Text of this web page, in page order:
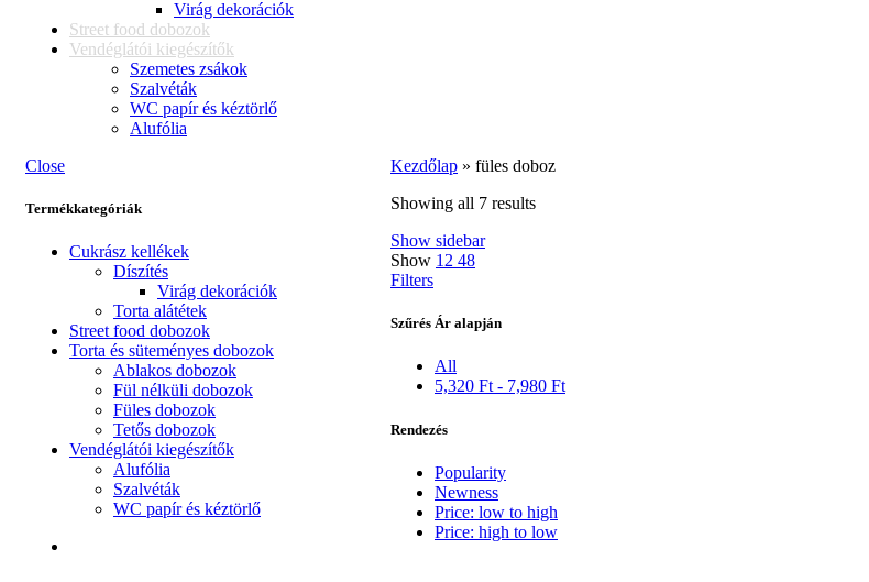
Virág dekorációk
Street food dobozok
Vendéglátói kiegészítők
Szemetes zsákok
Szalvéták
WC papír és kéztörlő
Alufólia
Close
Termékkategóriák
Cukrász kellékek
Díszítés
Virág dekorációk
Torta alátétek
Street food dobozok
Torta és süteményes dobozok
Ablakos dobozok
Fül nélküli dobozok
Füles dobozok
Tetős dobozok
Vendéglátói kiegészítők
Alufólia
Szalvéták
WC papír és kéztörlő
Kezdőlap » füles doboz
Showing all 7 results
Show sidebar
Show 12 48
Filters
Szűrés Ár alapján
All
5,320 Ft - 7,980 Ft
Rendezés
Popularity
Newness
Price: low to high
Price: high to low